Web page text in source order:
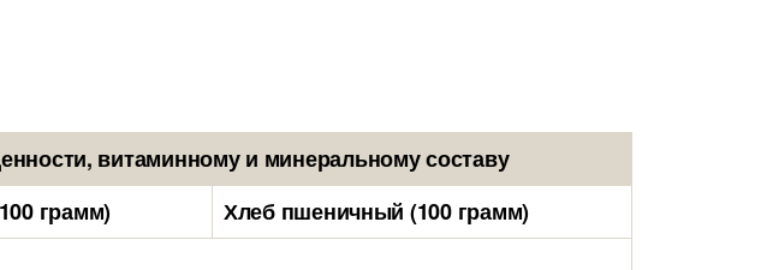
витаминному и минеральному составу
грамм)
Хлеб пшеничный (100 грамм)